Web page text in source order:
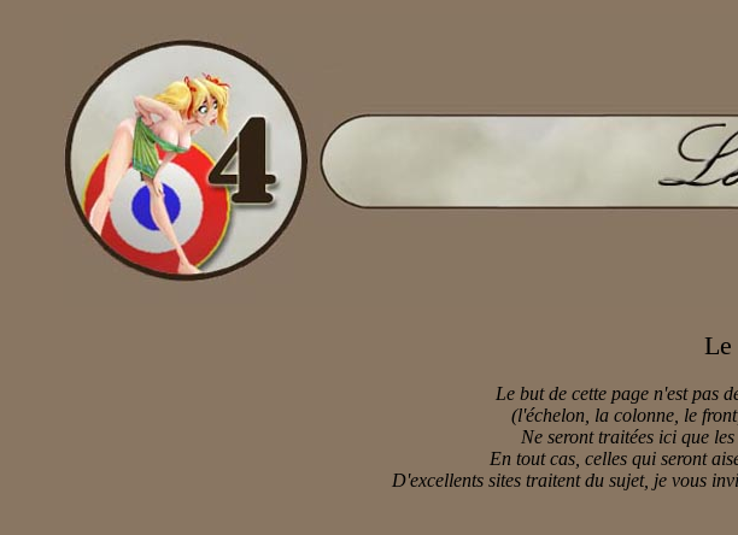
Le
Le but de cette page n'est pas
(l'échelon, la colonne, le
Ne seront traitées ici que
En tout cas, celles qui seront
D'excellents sites traitent du sujet, je vous